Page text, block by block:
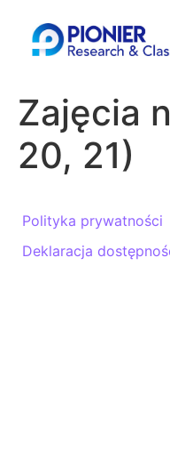
Zajęcia
20, 21)
Polityka prywatności
Deklaracja